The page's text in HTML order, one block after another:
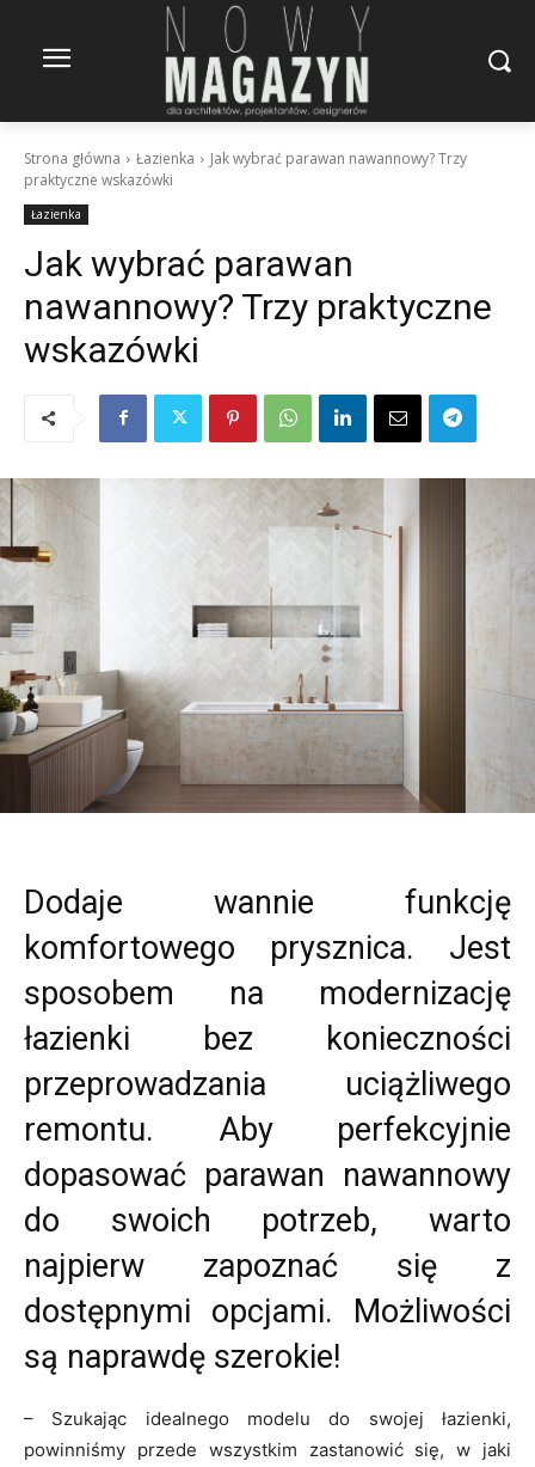
Strona główna Łazienka
Jak wybrać parawan nawannowy? Trzy
praktyczne wskazówki
Łazienka
Jak wybrać parawan
nawannowy? Trzy praktyczne
wskazówki
Dodaje wannie funkcję
komfortowego prysznica. Jest
sposobem na modernizację
łazienki bez konieczności
przeprowadzania uciążliwego
remontu. Aby perfekcyjnie
dopasować parawan nawannowy
do swoich potrzeb, warto
najpierw zapoznać się z
dostępnymi opcjami. Możliwości
są naprawdę szerokie!
– Szukając idealnego modelu do swojej łazienki,
powinniśmy przede wszystkim zastanowić się, w jaki